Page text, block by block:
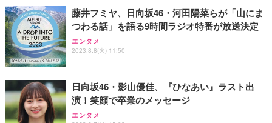
藤井フミヤ、日向坂46・河田陽菜らが「山にま
つわる話」を語る9時間ラジオ特番が放送決定
エンタメ
2023.8.8(火) 11:50
日向坂46・影山優佳、『ひなあい』ラスト出
演！笑顔で卒業のメッセージ
エンタメ